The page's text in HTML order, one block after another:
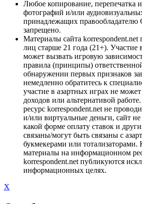
Любое копирование, перепечатка
фотографий и/или
принадлежащих правообладателю
запрещено.
Материалы сайта korrespondent.net
лиц старше 21 года (21+). Участие
может вызвать игровую
правила (принципы)
обнаружении первых признаков
немедленно обратитесь к
участие в азартных играх не
доходов или альтернативой
ресурс korrespondent.net не
и/или виртуальные деньги, сайт
какой форме оплату ставок и
связаны/могут быть связаны с
букмекерами или тотализаторами.
материалы на информационном
korrespondent.net публикуются
информационных целях.
X